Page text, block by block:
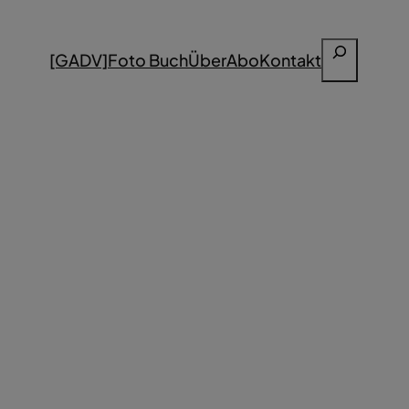
[GADV]Foto BuchÜberAboKontakt
Suchen